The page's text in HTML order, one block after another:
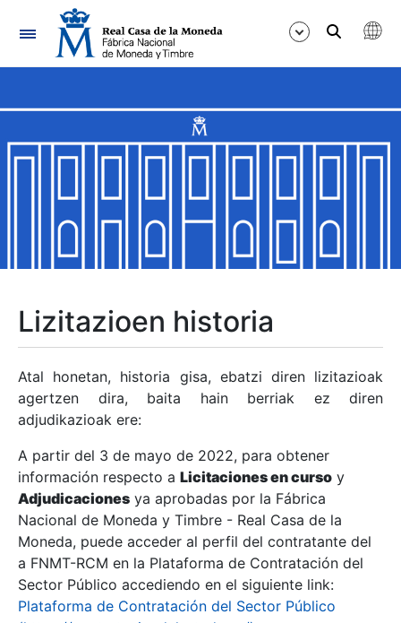
Nabigazioa
Erakutsi/Ezkutatu
Erakutsi/Ezkutatu
Erakutsi/Ezkutatu
Erakutsi/Ezkutatu
Erakutsi/Ezkutatu
Erakutsi/Ezkutatu
Erakutsi/Ezkutatu
Lizitazioen historia
Atal honetan, historia gisa, ebatzi diren lizitazioak
agertzen dira, baita hain berriak ez diren
adjudikazioak ere:
A partir del 3 de mayo de 2022, para obtener
información respecto a Licitaciones en curso y
Adjudicaciones ya aprobadas por la Fábrica
Nacional de Moneda y Timbre - Real Casa de la
Moneda, puede acceder al perfil del contratante del
a FNMT-RCM en la Plataforma de Contratación del
Sector Público accediendo en el siguiente link:
Plataforma de Contratación del Sector Público